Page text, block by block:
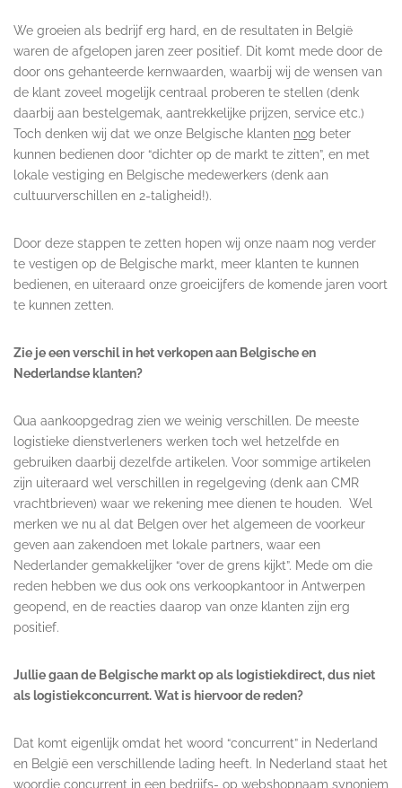
We groeien als bedrijf erg hard, en de resultaten in België
waren de afgelopen jaren zeer positief. Dit komt mede door de
door ons gehanteerde kernwaarden, waarbij wij de wensen van
de klant zoveel mogelijk centraal proberen te stellen (denk
daarbij aan bestelgemak, aantrekkelijke prijzen, service etc.)
Toch denken wij dat we onze Belgische klanten nog beter
kunnen bedienen door “dichter op de markt te zitten”, en met
lokale vestiging en Belgische medewerkers (denk aan
cultuurverschillen en 2-taligheid!).
Door deze stappen te zetten hopen wij onze naam nog verder
te vestigen op de Belgische markt, meer klanten te kunnen
bedienen, en uiteraard onze groeicijfers de komende jaren voort
te kunnen zetten.
Zie je een verschil in het verkopen aan Belgische en
Nederlandse klanten?
Qua aankoopgedrag zien we weinig verschillen. De meeste
logistieke dienstverleners werken toch wel hetzelfde en
gebruiken daarbij dezelfde artikelen. Voor sommige artikelen
zijn uiteraard wel verschillen in regelgeving (denk aan CMR
vrachtbrieven) waar we rekening mee dienen te houden. Wel
merken we nu al dat Belgen over het algemeen de voorkeur
geven aan zakendoen met lokale partners, waar een
Nederlander gemakkelijker “over de grens kijkt”. Mede om die
reden hebben we dus ook ons verkoopkantoor in Antwerpen
geopend, en de reacties daarop van onze klanten zijn erg
positief.
Jullie gaan de Belgische markt op als logistiekdirect, dus niet
als logistiekconcurrent. Wat is hiervoor de reden?
Dat komt eigenlijk omdat het woord “concurrent” in Nederland
en België een verschillende lading heeft. In Nederland staat het
woordje concurrent in een bedrijfs- op webshopnaam synoniem